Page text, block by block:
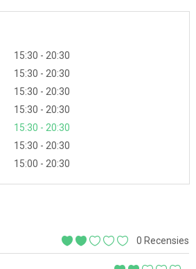
15:30 - 20:30
15:30 - 20:30
15:30 - 20:30
15:30 - 20:30
15:30 - 20:30
15:30 - 20:30
15:00 - 20:30
0 Recensies